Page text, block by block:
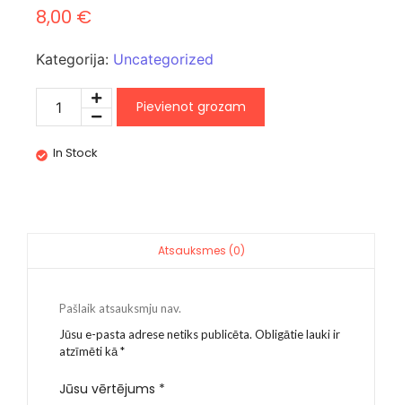
8,00 €
Kategorija: Uncategorized
Pievienot grozam
In Stock
Atsauksmes (0)
Pašlaik atsauksmju nav.
Jūsu e-pasta adrese netiks publicēta. Obligātie lauki ir
atzīmēti kā*
Jūsu vērtējums *